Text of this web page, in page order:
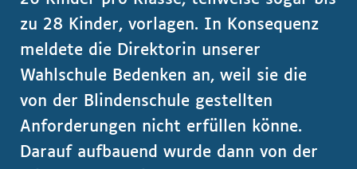
zu 28 Kinder, vorlagen. In Konsequenz
meldete die Direktorin unserer
Wahlschule Bedenken an, weil sie die
von der Blindenschule gestellten
Anforderungen nicht erfüllen könne.
Darauf aufbauend wurde dann von der